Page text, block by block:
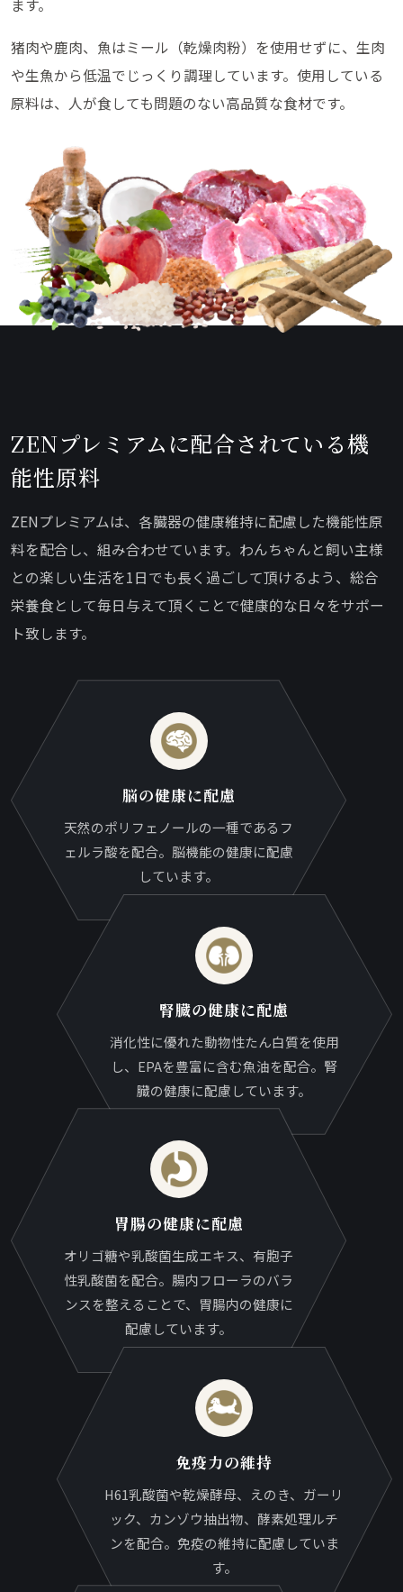
ます。
猪肉や鹿肉、魚はミール（乾燥肉粉）を使用せずに、生肉
や生魚から低温でじっくり調理しています。使用している
原料は、人が食しても問題のない高品質な食材です。
ZENプレミアムに配合されている機
能性原料
ZENプレミアムは、各臓器の健康維持に配慮した機能性原
料を配合し、組み合わせています。わんちゃんと飼い主様
との楽しい生活を1日でも長く過ごして頂けるよう、総合
栄養食として毎日与えて頂くことで健康的な日々をサポー
ト致します。
脳の健康に配慮
天然のポリフェノールの一種であるフ
ェルラ酸を配合。脳機能の健康に配慮
しています。
腎臓の健康に配慮
消化性に優れた動物性たん白質を使用
し、EPAを豊富に含む魚油を配合。腎
臓の健康に配慮しています。
胃腸の健康に配慮
オリゴ糖や乳酸菌生成エキス、有胞子
性乳酸菌を配合。腸内フローラのバラ
ンスを整えることで、胃腸内の健康に
配慮しています。
免疫力の維持
H61乳酸菌や乾燥酵母、えのき、ガーリ
ック、カンゾウ抽出物、酵素処理ルチ
ンを配合。免疫の維持に配慮していま
す。